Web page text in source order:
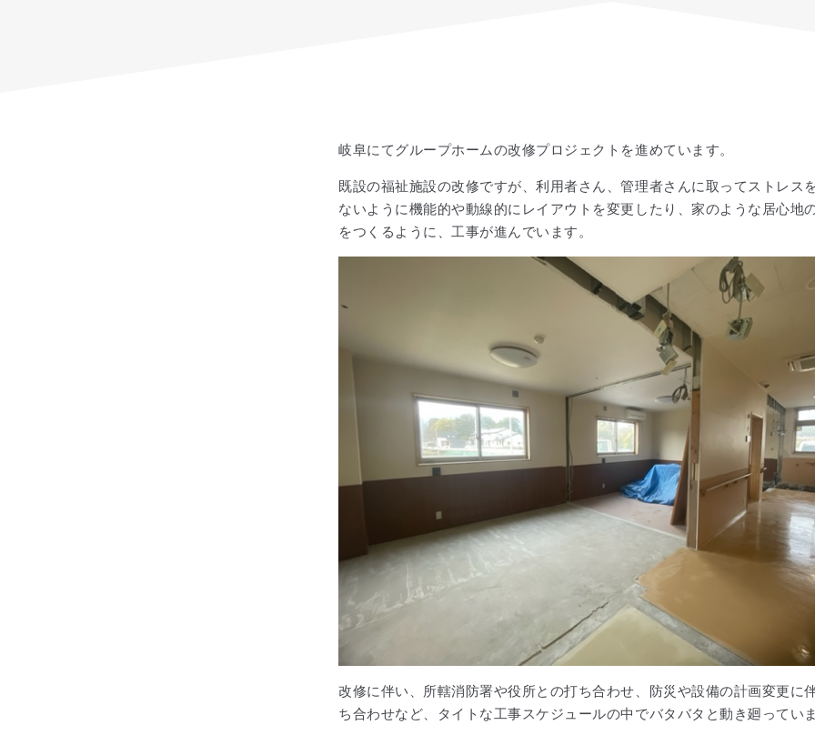
岐阜にてグループホームの改修プロジェクトを進めています。
既設の福祉施設の改修ですが、利用者さん、管理者さんに取ってストレス
ないように機能的や動線的にレイアウトを変更したり、家のような居心地
をつくるように、工事が進んでいます。
改修に伴い、所轄消防署や役所との打ち合わせ、防災や設備の計画変更に
ち合わせなど、タイトな工事スケジュールの中でバタバタと動き廻ってい